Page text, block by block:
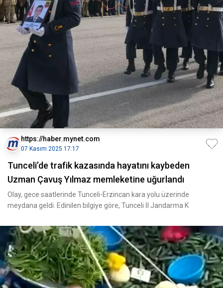
https://haber.mynet.com
07 Kasım 2025 17:17
Tunceli’de trafik kazasında hayatını kaybeden
Uzman Çavuş Yılmaz memleketine uğurlandı
Olay, gece saatlerinde Tunceli-Erzincan kara yolu üzerinde
meydana geldi. Edinilen bilgiye göre, Tunceli İl Jandarma K